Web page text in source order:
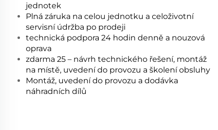
jednotek
Plná záruka na celou jednotku a celoživotní
servisní údržba po prodeji
technická podpora 24 hodin denně a nouzová
oprava
zdarma 25 – návrh technického řešení, montáž
na místě, uvedení do provozu a školení obsluhy
Montáž, uvedení do provozu a dodávka
náhradních dílů